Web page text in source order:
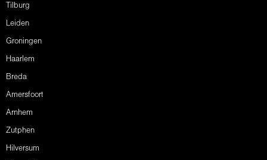
Tilburg
Leiden
Groningen
Haarlem
Breda
Amersfoort
Arnhem
Zutphen
Hilversum